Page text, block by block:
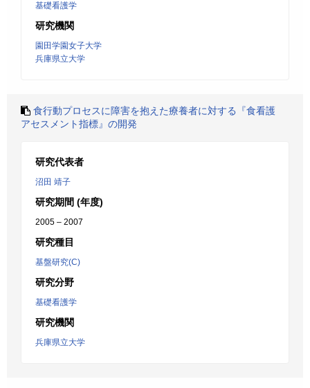
基礎看護学
研究機関
園田学園女子大学
兵庫県立大学
食行動プロセスに障害を抱えた療養者に対する『食看護
アセスメント指標』の開発
研究代表者
沼田 靖子
研究期間 (年度)
2005 – 2007
研究種目
基盤研究(C)
研究分野
基礎看護学
研究機関
兵庫県立大学